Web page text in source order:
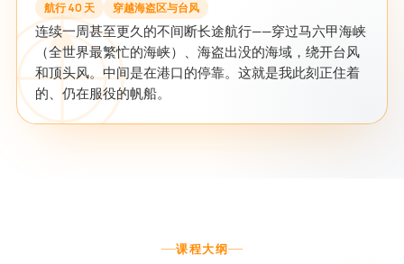
航行 40 天 穿越海盗区与台风
连续一周甚至更久的不间断长途航行——穿过马六甲海峡
（全世界最繁忙的海峡）、海盗出没的海域，绕开台风
和顶头风。中间是在港口的停靠。这就是我此刻正住着
的、仍在服役的帆船。
课程大纲